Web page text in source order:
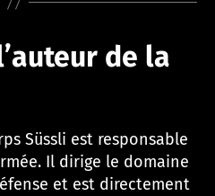
de la
Süssli est responsable
Il dirige le domaine
et est directement